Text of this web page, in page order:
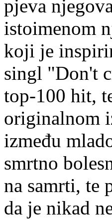
pjeva
istoimenom
koji je
singl "Don't
top-100 hit,
originalnom
između
smrtno
na samrti, te
da je nikad